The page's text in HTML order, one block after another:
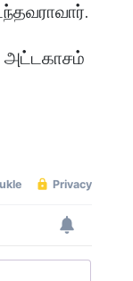
அட்டகாசம்